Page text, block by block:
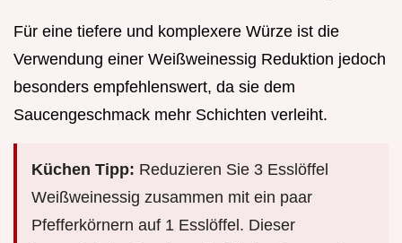
Für eine tiefere und komplexere Würze ist die
Verwendung einer Weißweinessig Reduktion jedoch
besonders empfehlenswert, da sie dem
Saucengeschmack mehr Schichten verleiht.
Küchen Tipp: Reduzieren Sie 3 Esslöffel
Weißweinessig zusammen mit ein paar
Pfefferkörnern auf 1 Esslöffel. Dieser